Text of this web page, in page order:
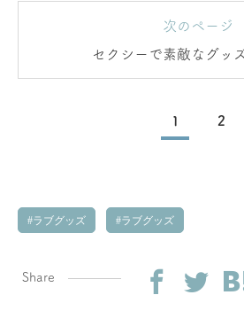
次のページ
セクシーで素敵なグッ
くり！
1 2
ラブグッズ ラブグッズ
Share